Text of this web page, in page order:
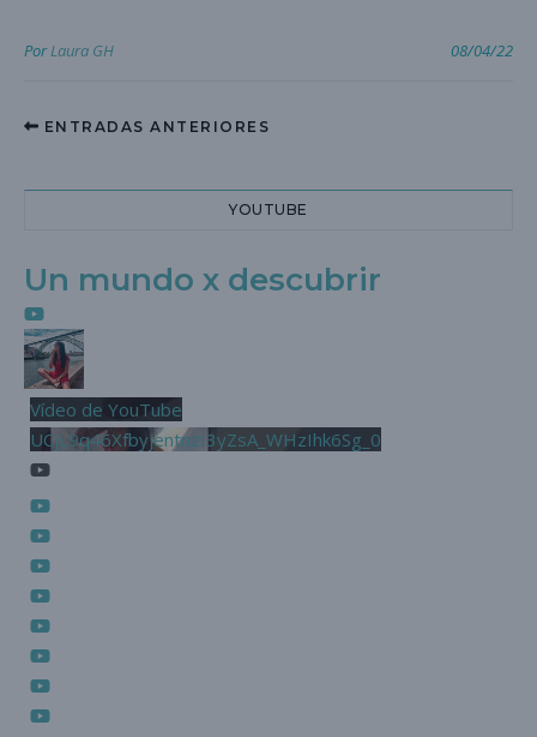
PorLaura GH 08/04/22
ENTRADAS ANTERIORES
YOUTUBE
Un mundo x descubrir
Vídeo de YouTube
UCjL9q46XfbyjentnzI3yZsA_WHzIhk6Sg_0